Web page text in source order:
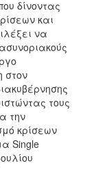
δίνοντας
και
να
στον
τους
την
κρίσεων
Single